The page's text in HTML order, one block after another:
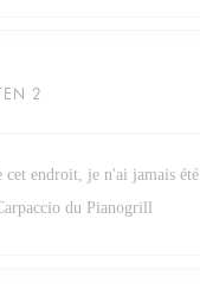
2
endroit, je n'ai jamais
du Pianogrill